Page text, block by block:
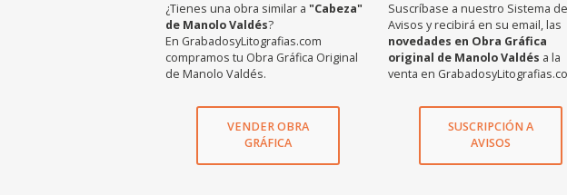
¿Tienes una obra similar a"Cabeza"
de Manolo Valdés?
En GrabadosyLitografias.com
compramos tu Obra Gráfica Original
de Manolo Valdés.
VENDER OBRA
GRÁFICA
Suscríbase a nuestro Sistema de
Avisos y recibirá en su email, las
novedades en Obra Gráfica
original de Manolo Valdés a la
venta en
SUSCRIPCIÓN A
AVISOS